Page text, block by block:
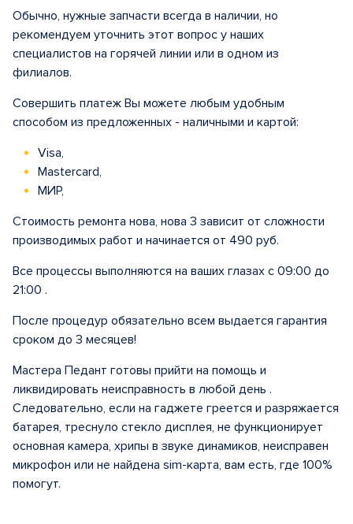
Обычно, нужные запчасти всегда в наличии, но
рекомендуем уточнить этот вопрос у наших
специалистов на горячей линии или в одном из
филиалов.
Совершить платеж Вы можете любым удобным
способом из предложенных - наличными и картой:
Visa,
Mastercard,
МИР,
Стоимость ремонта нова, нова 3 зависит от сложности
производимых работ и начинается от 490 руб.
Все процессы выполняются на ваших глазах с 09:00 до
21:00 .
После процедур обязательно всем выдается гарантия
сроком до 3 месяцев!
Мастера Педант готовы прийти на помощь и
ликвидировать неисправность в любой день .
Следовательно, если на гаджете греется и разряжается
батарея, треснуло стекло дисплея, не функционирует
основная камера, хрипы в звуке динамиков, неисправен
микрофон или не найдена sim-карта, вам есть, где 100%
помогут.